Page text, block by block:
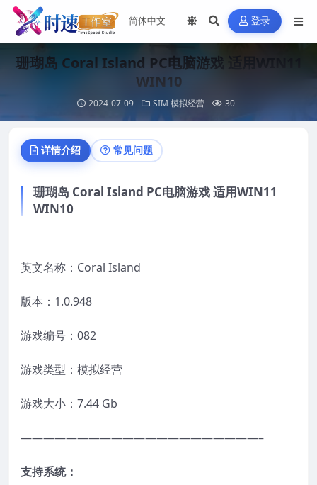
登录
珊瑚岛 Coral Island PC电脑游戏 适用WIN11
WIN10
2024-07-09 SIM 模拟经营 30
详情介绍 常见问题
珊瑚岛 Coral Island PC电脑游戏 适用WIN11
WIN10
英文名称：Coral Island
版本：1.0.948
游戏编号：082
游戏类型：模拟经营
游戏大小：7.44 Gb
—————————————————————–
支持系统：